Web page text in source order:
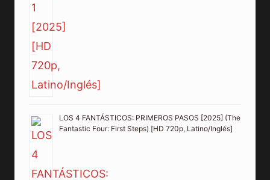
LOS 4 FANTÁSTICOS: PRIMEROS PASOS [2025] (The
Fantastic Four: First Steps) [HD 720p, Latino/Inglés]